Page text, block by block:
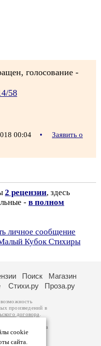
голосование -
58
00:04 •
Заявить о
2 рецензии, здесь
- в полном
личное сообщение
Кубок Стихиры
cookie
сайта.
Поиск
Магазин
Стихи.ру Проза.ру
произведений в
договора
авторам
возможна
вы можете
за